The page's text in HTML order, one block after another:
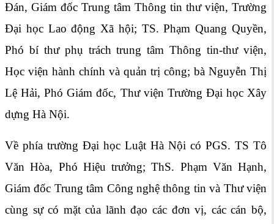
Đán, Giám đốc Trung tâm Thông tin thư viện, Trường
Đại học Lao động Xã hội; TS. Phạm Quang Quyền,
Phó bí thư phụ trách trung tâm Thông tin-thư viện,
Học viện hành chính và quản trị công; bà Nguyễn Thị
Lệ Hải, Phó Giám đốc, Thư viện Trường Đại học Xây
dựng Hà Nội.
Về phía trường Đại học Luật Hà Nội có PGS. TS Tô
Văn Hòa, Phó Hiệu trưởng; ThS. Phạm Văn Hạnh,
Giám đốc Trung tâm Công nghệ thông tin và Thư viện
cùng sự có mặt của lãnh đạo các đơn vị, các cán bộ,